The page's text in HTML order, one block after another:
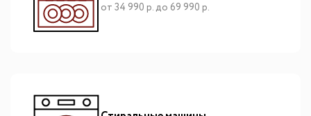
от 34 990 р. до 69 990 р.